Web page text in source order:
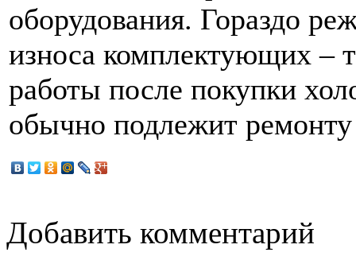
оборудования. Гораздо
износа комплектующих –
работы после покупки
обычно подлежит
Добавить комментарий